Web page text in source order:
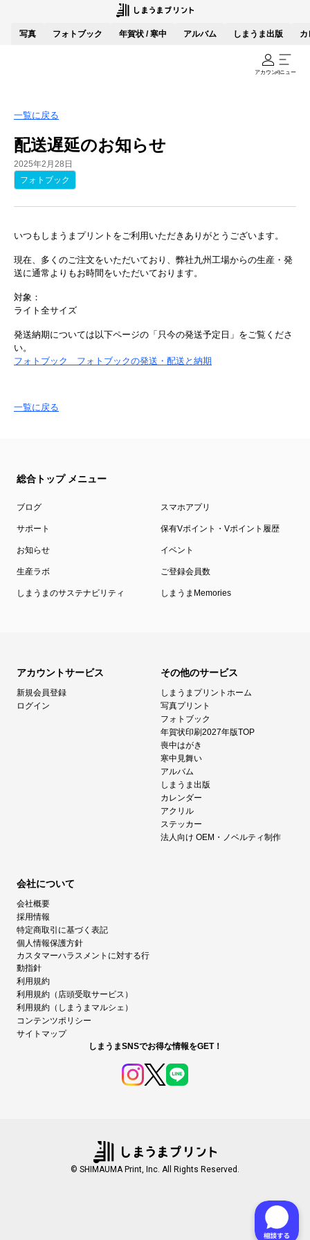
写真 フォトブック 年賀状 / 寒中 アルバム しまうま出版 カ
アカウントメニュー
一覧に戻る
配送遅延のお知らせ
2025年2月28日
フォトブック
いつもしまうまプリントをご利用いただきありがとうございます。
現在、多くのご注文をいただいており、弊社九州工場からの生産・発
送に通常よりもお時間をいただいております。
対象：
ライト全サイズ
発送納期については以下ページの「只今の発送予定日」をご覧くださ
い。
フォトブック フォトブックの発送・配送と納期
一覧に戻る
総合トップ メニュー
ブログ スマホアプリ
サポート 保有Vポイント・Vポイント履歴
お知らせ イベント
生産ラボ ご登録会員数
しまうまのサステナビリティ しまうまMemories
アカウントサービス
新規会員登録
ログイン
その他のサービス
しまうまプリントホーム
写真プリント
フォトブック
年賀状印刷2027年版TOP
喪中はがき
寒中見舞い
アルバム
しまうま出版
カレンダー
アクリル
ステッカー
法人向け OEM・ノベルティ制作
会社について
会社概要
採用情報
特定商取引に基づく表記
個人情報保護方針
カスタマーハラスメントに対する行
動指針
利用規約
利用規約（店頭受取サービス）
利用規約（しまうまマルシェ）
コンテンツポリシー
サイトマップ
しまうまSNSでお得な情報をGET！
© SHIMAUMA Print, Inc. All Rights Reserved.